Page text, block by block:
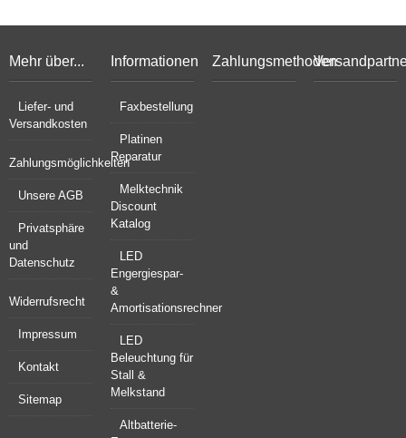
Mehr über...
Liefer- und
Versandkosten
Zahlungsmöglichkeiten
Unsere AGB
Privatsphäre
und
Datenschutz
Widerrufsrecht
Impressum
Kontakt
Sitemap
Informationen
Faxbestellung
Platinen
Reparatur
Melktechnik
Discount
Katalog
LED
Engergiespar-
&
Amortisationsrechner
LED
Beleuchtung für
Stall &
Melkstand
Altbatterie-
Zahlungsmethoden